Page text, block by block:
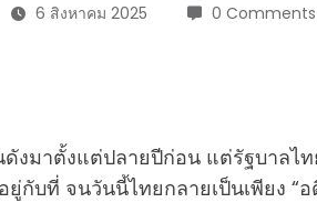
6 สิงหาคม 2025 0 Comments
มาตั้งแต่ปลายปีก่อน แต่รัฐบาลไท
บที่ จนวันนี้ไทยกลายเป็นเพียง “อ